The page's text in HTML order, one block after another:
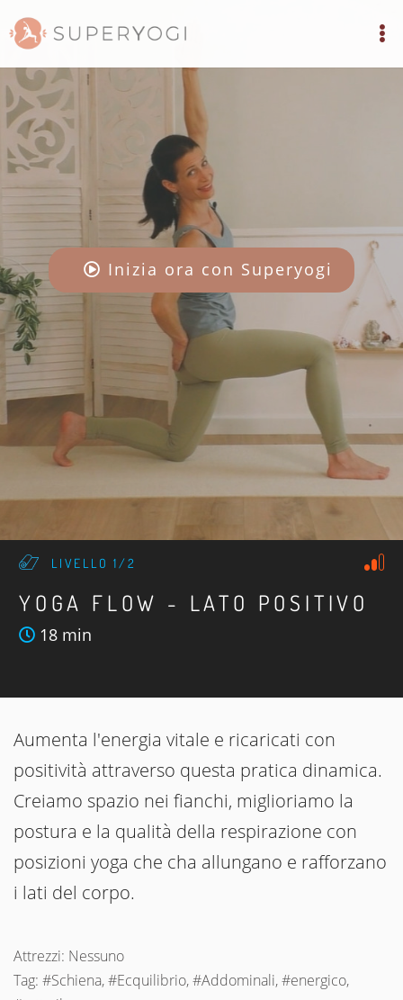
Inizia ora con Superyogi
LIVELLO 1/2
YOGA FLOW - LATO POSITIVO
18 min
Aumenta l'energia vitale e ricaricati con
positività attraverso questa pratica dinamica.
Creiamo spazio nei fianchi, miglioriamo la
postura e la qualità della respirazione con
posizioni yoga che cha allungano e rafforzano
i lati del corpo.
Attrezzi: Nessuno
Tag: #Schiena, #Ecquilibrio, #Addominali, #energico,